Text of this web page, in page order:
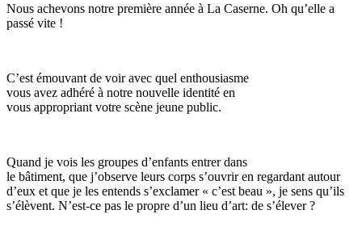
Nous achevons notre première année à La Caserne. Oh qu’elle a
passé vite !
C’est émouvant de voir avec quel enthousiasme
vous avez adhéré à notre nouvelle identité en
vous appropriant votre scène jeune public.
Quand je vois les groupes d’enfants entrer dans
le bâtiment, que j’observe leurs corps s’ouvrir en regardant autour
d’eux et que je les entends s’exclamer « c’est beau », je sens qu’ils
s’élèvent. N’est-ce pas le propre d’un lieu d’art: de s’élever ?